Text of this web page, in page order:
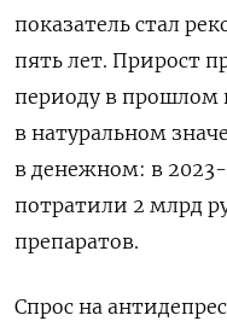
показатель стал
пять лет. Прирост
периоду в прошлом
в натуральном
в денежном: в
потратили 2 млрд
препаратов.
Спрос на